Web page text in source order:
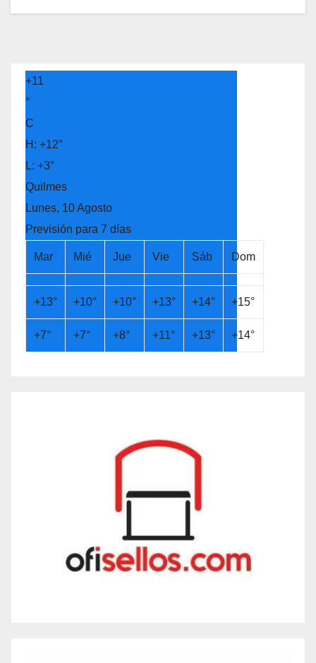
+11
°
C
H: +12°
L: +3°
Quilmes
Lunes, 10 Agosto
Previsión para 7 días
Mar Mié Jue Vie Sáb Dom
+13° +10° +10° +13° +14° +15°
+7° +7° +8° +11° +13° +14°